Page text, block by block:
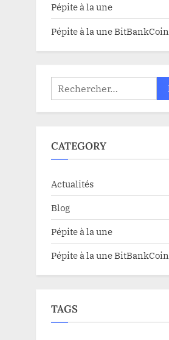
Pépite à la une
Pépite à la une BitBankCoin
Rechercher :
CATEGORY
Actualités
Blog
Pépite à la une
Pépite à la une BitBankCoin
TAGS